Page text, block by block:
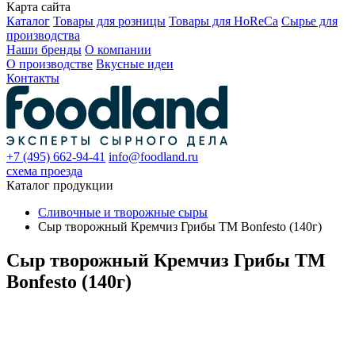
Карта сайта
Каталог Товары для розницы Товары для HoReCa Сырье для
производства
Наши бренды О компании
О производстве Вкусные идеи
Контакты
+7 (495) 662-94-41 info@foodland.ru
схема проезда
Каталог продукции
Сливочные и творожные сыры
Сыр творожный Кремчиз Грибы ТМ Bonfesto (140г)
Сыр творожный Кремчиз Грибы ТМ
Bonfesto (140г)